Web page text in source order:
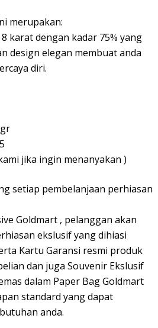
merupakan:
karat dengan kadar 75% yang
design elegan membuat anda
diri.
jika ingin menanyakan )
setiap pembelanjaan perhiasan
Goldmart , pelanggan akan
ekslusif yang dihiasi
Kartu Garansi resmi produk
dan juga Souvenir Ekslusif
dalam Paper Bag Goldmart
standard yang dapat
anda.